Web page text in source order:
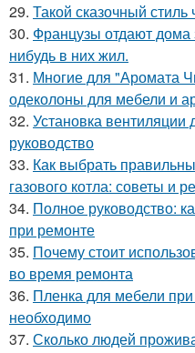
29. Такой сказочный
30. Французы отдают
нибудь в них жил.
31. Многие для "Аромата
одеколоны для мебели и
32. Установка вентиляции
руководство
33. Как выбрать
газового котла: советы и
34. Полное руководство:
при ремонте
35. Почему стоит
во время ремонта
36. Пленка для мебели
необходимо
37. Сколько людей